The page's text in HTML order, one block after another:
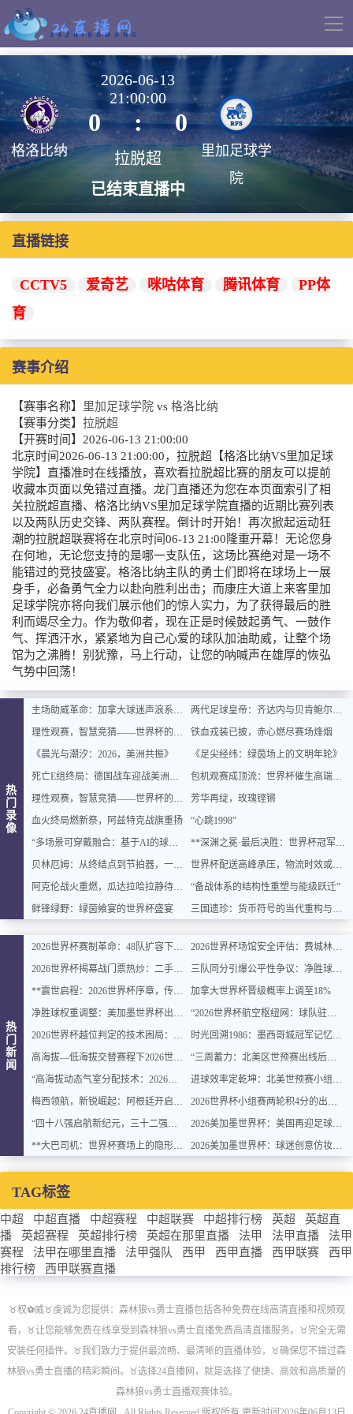
导
格洛比纳
2026-06-13
21:00:00
0 : 0
拉脱超
已结束直播中
里加足球学
院
直播链接
CCTV5 爱奇艺 咪咕体育 腾讯体育
PP体
育
赛事介绍
【赛事名称】 里加足球学院 vs 格洛比纳
【赛事分类】 拉脱超
【开赛时间】 2026-06-13 21:00:00
北京时间2026-06-13 21:00:00，拉脱超【格洛比纳VS里加足球
学院】直播准时在线播放，喜欢看拉脱超比赛的朋友可以提前
收藏本页面以免错过直播。龙门直播还为您在本页面索引了相
关拉脱超直播、格洛比纳VS里加足球学院直播的近期比赛列表
以及两队历史交锋、两队赛程。倒计时开始！再次掀起运动狂
潮的拉脱超联赛将在北京时间06-13 21:00隆重开幕！无论您身
在何地，无论您支持的是哪一支队伍，这场比赛绝对是一场不
能错过的竞技盛宴。格洛比纳主队的勇士们即将在球场上一展
身手，必备勇气全力以赴向胜利出击；而康庄大道上来客里加
足球学院亦将向我们展示他们的惊人实力，为了获得最后的胜
利而竭尽全力。作为敬仰者，现在正是时候鼓起勇气、一鼓作
气、挥洒汗水，紧紧地为自己心爱的球队加油助威，让整个场
馆为之沸腾！别犹豫，马上行动，让您的呐喊声在雄厚的恢弘
气势中回荡！
热
门
录
像
主场助威革命：加拿大球迷声浪系统全面升级
理性观赛，智慧竞猜——世界杯的乐趣与平衡之道
《晨光与潮汐：2026，美洲共振》
死亡E组终局：德国战车迎战美洲双雄，出线密码即将揭晓
理性观赛，智慧竞猜——世界杯的乐趣与平衡之道
血火终局燃新祭，阿兹特克战旗重扬
“多场景可穿戴融合：基于AI的球迷体征数据实时整合与智能增强”
贝林厄姆：从终结点到节拍器，一位中场大师的进化论
阿克伦战火重燃，瓜达拉哈拉静待交锋
鲜锋绿野：绿茵飨宴的世界杯盛宴
两代足球皇帝：齐达内与贝肯鲍尔的史诗对话
铁血戎装已披，赤心燃尽赛场烽烟
《足尖经纬：绿茵场上的文明年轮》
包机观赛成顶流：世界杯催生高端出行新风口
芳华再绽，玫瑰铿锵
“心跳1998”
**深渊之冕·最后决胜：世界杯冠军终章**
世界杯配送高峰承压，物流时效或遇延迟挑战
“备战体系的结构性重塑与能级跃迁”
三国遗珍：货币符号的当代重构与文化价值再生
热
门
新
闻
2026世界杯赛制革命：48队扩容下的32强淘汰赛对阵逻辑与规则重塑深度解读
2026世界杯揭幕战门票热炒：二手价翻倍仍被瞬间抢空
**震世启程：2026世界杯序章，传奇燃动**
净胜球权重调整：美加墨世界杯出线规则或迎结构性变化
2026世界杯越位判定的技术困局：毫米级精确与物理极限的博弈边界
高海拔—低海拔交替赛程下2026世界杯球员血氧饱和度的动态追踪与影响机制分析
“高海拔动态气室分配技术：2026世界杯官方用球方案”
梅西领航，新锐崛起：阿根廷开启卫冕新征程
“四十八强启航新纪元，三十二强封存旧章：2026世界杯重塑格局”
**大巴司机：世界杯赛场上的隐形战术指挥官与极限驾驶训练**
2026世界杯场馆安全评估：费城林肯金融球场观众疏散通道宽度合规性深度分析
三队同分引爆公平性争议：净胜球规则再遭质疑
加拿大世界杯晋级概率上调至18%
“2026世界杯航空枢纽网：球队驻地与赛场的快速衔接设计”
时光回溯1986：墨西哥城冠军记忆主题民宿，重燃你的世界杯情怀
“三周蓄力：北美区世预赛出线后的体能优化策略”
进球效率定乾坤：北美世预赛小组排名背后的转化率密码
2026世界杯小组赛两轮积4分的出线概率与晋级稳定性分析
2026美加墨世界杯：美国再迎足球盛宴
2026美加墨世界杯：球迷创意仿妆致敬球星
TAG标签
中超 中超直播 中超赛程 中超联赛 中超排行榜 英超
英超直
播
英超赛程 英超排行榜 英超在那里直播 法甲 法甲直播
法甲
赛程
法甲在哪里直播 法甲强队 西甲 西甲直播 西甲联赛
西甲
排行榜
西甲联赛直播
♉️权⚽威♉️虔诚为您提供：森林狼vs勇士直播包括各种免费在线高清直播和视频观
看，♉️让您能够免费在线享受到森林狼vs勇士直播免费高清直播服务。♉️完全无需
安装任何插件。♉️我们致力于提供最流畅、最清晰的直播体验，♉️确保您不错过森
林狼vs勇士直播的精彩瞬间。♉️选择24直播网，就是选择了便捷、高效和高质量的
森林狼vs勇士直播观赛体验。